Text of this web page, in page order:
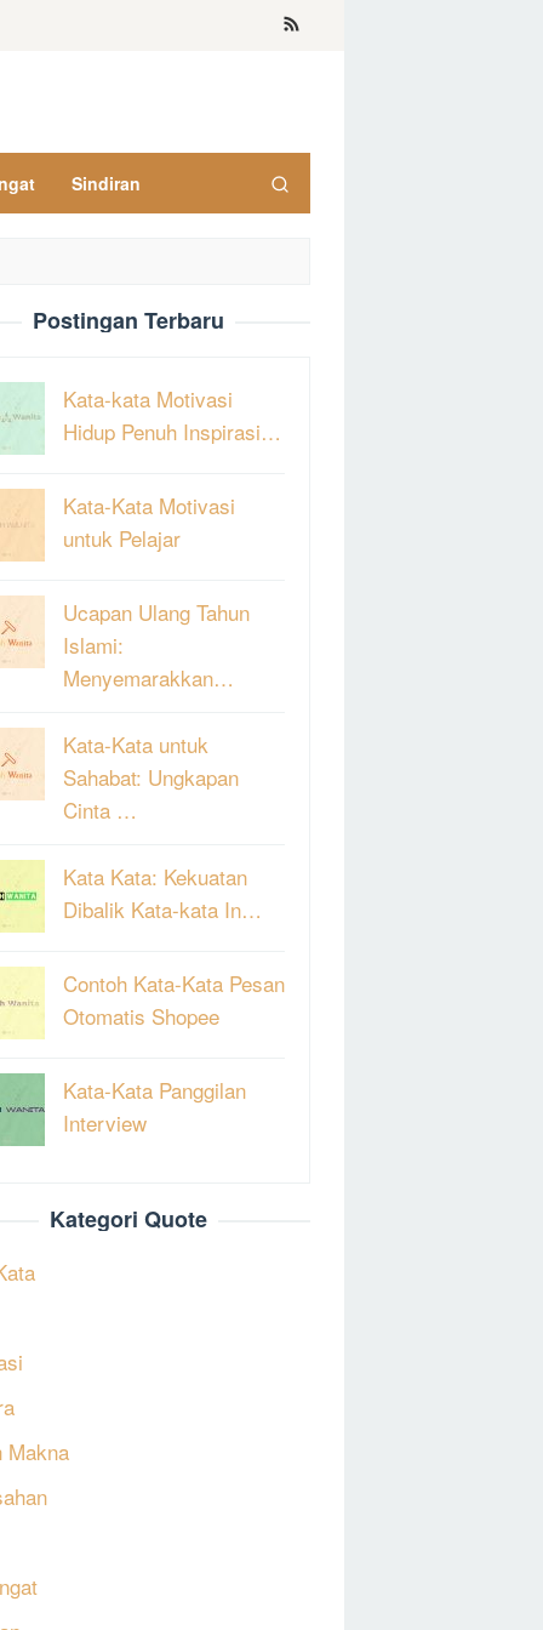
Sindiran
Postingan Terbaru
Kata-kata Motivasi
Hidup Penuh Inspirasi…
Kata-Kata Motivasi
untuk Pelajar
Ucapan Ulang Tahun
Islami:
Menyemarakkan…
Kata-Kata untuk
Sahabat: Ungkapan
Cinta …
Kata Kata: Kekuatan
Dibalik Kata-kata In…
Contoh Kata-Kata Pesan
Otomatis Shopee
Kata-Kata Panggilan
Interview
Kategori Quote
Makna